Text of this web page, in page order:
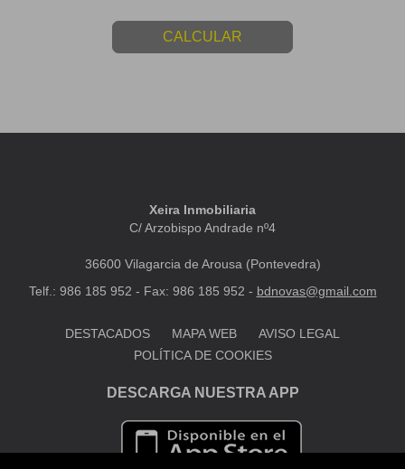
CALCULAR
Xeira Inmobiliaria
C/ Arzobispo Andrade nº4
36600 Vilagarcia de Arousa (Pontevedra)
Telf.: 986 185 952 - Fax: 986 185 952 - bdnovas@gmail.com
DESTACADOS MAPA WEB
AVISO LEGAL
POLÍTICA DE COOKIES
DESCARGA NUESTRA APP